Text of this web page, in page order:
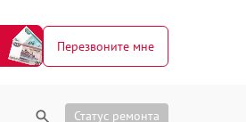
Перезвоните мне
Статус ремонта